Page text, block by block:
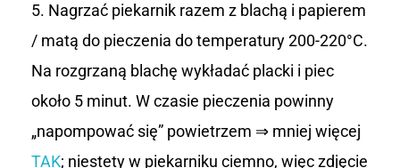
Nagrzać piekarnik razem z blachą i papierem
/ matą do pieczenia do temperatury 200-220°C.
Na rozgrzaną blachę wykładać placki i piec
około 5 minut. W czasie pieczenia powinny
„napompować się” powietrzem ⇒ mniej więcej
TAK; niestety w piekarniku ciemno, więc zdjęcie